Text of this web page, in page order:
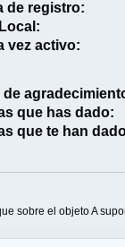
de registro:
vez activo:
de
que has dado:
que te han
sobre el objeto A